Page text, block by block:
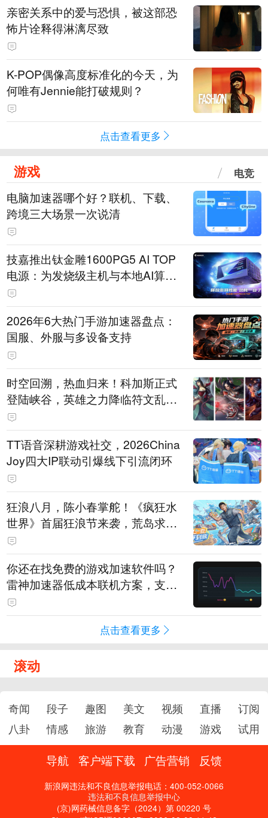
亲密关系中的爱与恐惧，被这部恐
怖片诠释得淋漓尽致
K-POP偶像高度标准化的今天，为
何唯有Jennie能打破规则？
点击查看更多
游戏 电竞
电脑加速器哪个好？联机、下载、
跨境三大场景一次说清
技嘉推出钛金雕1600PG5 AI TOP
电源：为发烧级主机与本地AI算力
打造旗舰供电方案
2026年6大热门手游加速器盘点：
国服、外服与多设备支持
时空回溯，热血归来！科加斯正式
登陆峡谷，英雄之力降临符文乱
斗！
TT语音深耕游戏社交，2026China
Joy四大IP联动引爆线下引流闭环
狂浪八月，陈小春掌舵！《疯狂水
世界》首届狂浪节来袭，荒岛求生
直播即将开启
你还在找免费的游戏加速软件吗？
雷神加速器低成本联机方案，支持
免费试用
点击查看更多
滚动
奇闻 段子 趣图 美文 视频 直播
订阅
八卦
情感 旅游 教育 动漫 游戏 试用
导航 客户端下载 广告营销 反馈
新浪网违法和不良信息举报电话：400-052-0066
违法和不良信息举报中心
(京)网药械信息备字（2024）第 00220 号